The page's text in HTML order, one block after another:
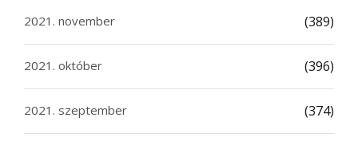
2021. november (389)
2021. október (396)
2021. szeptember (374)